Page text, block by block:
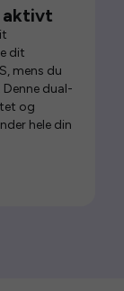
aktivt
dit
mens du
dual-
og
hele din